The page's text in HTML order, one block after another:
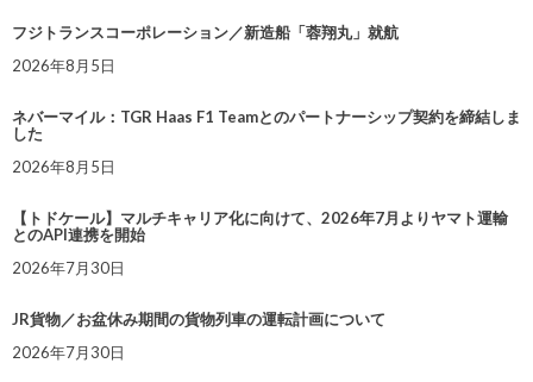
フジトランスコーポレーション／新造船「蓉翔丸」就航
2026年8月5日
ネバーマイル：TGR Haas F1 Teamとのパートナーシップ契約を締結しま
した
2026年8月5日
【トドケール】マルチキャリア化に向けて、2026年7月よりヤマト運輸
とのAPI連携を開始
2026年7月30日
JR貨物／お盆休み期間の貨物列車の運転計画について
2026年7月30日